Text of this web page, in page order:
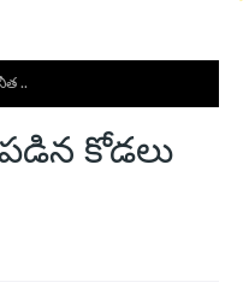
..
కోడలు